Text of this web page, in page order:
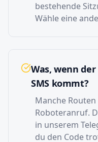
bestehende
Wähle eine
Was, wenn
SMS kommt?
Manche
Roboteranruf.
in unserem
du den Code